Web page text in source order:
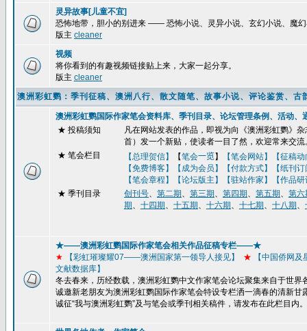
灵异故事[儿童不宜]
恐怖地带，胆小的别进来 —— 恐怖小说、灵异小说、玄幻小说、魔
版主 cleaner
视频
将你看到的有趣视频链接贴上来，大家一起分享。
版主 cleaner
澳洲彩虹鹦：季刊征稿、澳洲八行、散文随笔、故事小说、评论鉴赏、
澳洲彩虹鹦国际作家笔会资料库、季刊目录、论坛管理条例、活动
★ 投稿须知
凡在网站发表的作品，即视为向《澳洲彩虹鹦》
首）发一个新贴，使读者一目了然，欢迎常来交
★ 笔会栏目
【总理贺信】 【笔会一览】 【笔会网站】
【征稿
【免费博客】
【成为会员】【付款方式】【纸刊
【笔会章程】
【论坛版主】 【驻站作家】
【作品
★ 季刊目录 创刊号、 第二期、 第三期、 第四期、 第五期、 第六
期、 十四期、 十五期、 十六期、 十七期、 十八期、
★——澳洲彩虹鹦国际作家笔会相关作品征稿专栏——★
★
【彩虹璀璨耀07——澳洲国家第一领导人接见】 ★ 【中国侨网及
文献数据库】
冬去春来，历经数载，澳洲彩虹鹦中文作家笔会论坛聚集来自于世界
诚邀新老朋友为澳洲彩虹鹦国际作家笔会特设专栏洒一滴春的清新
诚征“我与澳洲彩虹鹦”及与笔会或季刊 相关稿件，请发布在此栏目内